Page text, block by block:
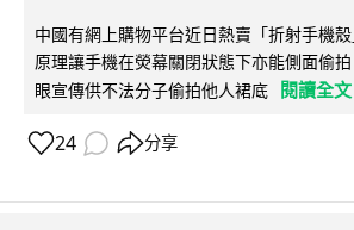
中國有網上購物平台近日熱賣「折射手機
原理讓手機在熒幕關閉狀態下亦能側面偷
眼宣傳供不法分子偷拍他人裙底 閱讀全文
24 分享